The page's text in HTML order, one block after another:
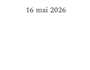
16 mai 2026